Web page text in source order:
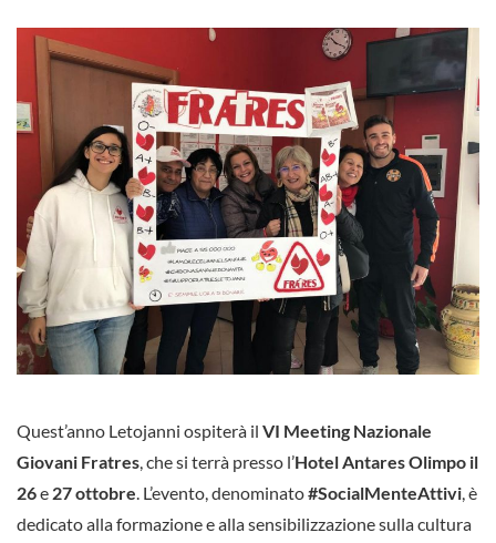
Quest’anno Letojanni ospiterà il VI Meeting Nazionale
Giovani Fratres, che si terrà presso l’Hotel Antares Olimpo il
26e 27 ottobre. L’evento, denominato#SocialMenteAttivi, è
dedicato alla formazione e alla sensibilizzazione sulla cultura